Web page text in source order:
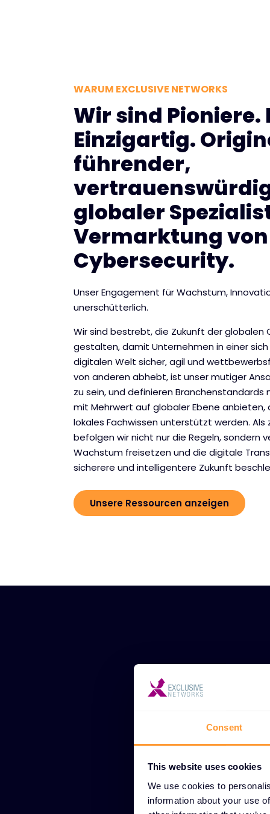
Consent
This website uses cookies
We use cookies to
information about your use
WARUM EXCLUSIVE NETWORKS
Wir sind
Einzigartig.
führender,
globaler
Vermarktung von
Cybersecurity.
Unser Engagement für Wachstum,
unerschütterlich.
Wir sind bestrebt, die Zukunft der globalen
gestalten, damit Unternehmen in einer
digitalen Welt sicher, agil und
von anderen abhebt, ist unser mutiger
zu sein, und definieren Branchenstandards
mit Mehrwert auf globaler Ebene anbieten,
lokales Fachwissen unterstützt werden. Als
befolgen wir nicht nur die Regeln, sondern
Wachstum freisetzen und die digitale
sicherere und intelligentere Zukunft
Unsere Ressourcen anzeigen
Durch
spezialisiertem